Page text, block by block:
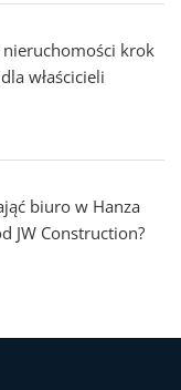
nieruchomości krok
właścicieli
biuro w Hanza
JW Construction?